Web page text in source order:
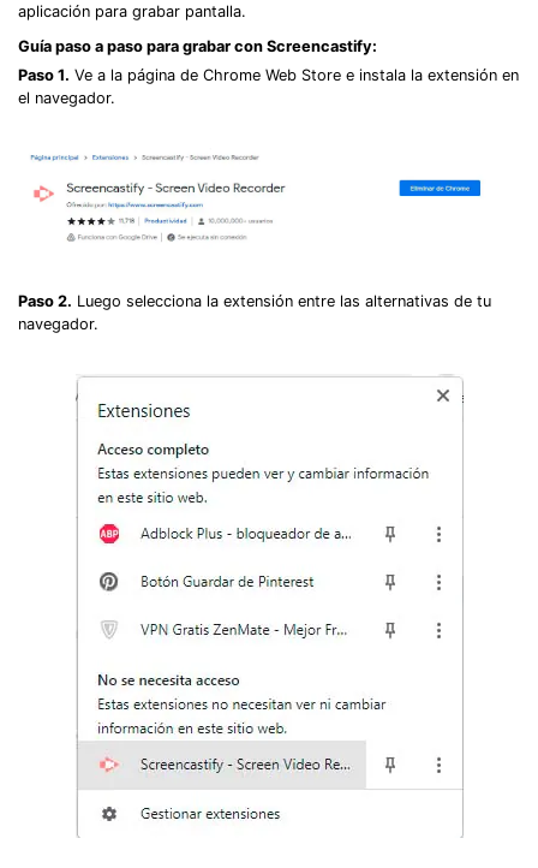
aplicación para grabar pantalla.
Guía paso a paso para grabar con Screencastify:
Paso 1. Ve a la página de Chrome Web Store e instala la extensión en
el navegador.
Paso 2. Luego selecciona la extensión entre las alternativas de tu
navegador.